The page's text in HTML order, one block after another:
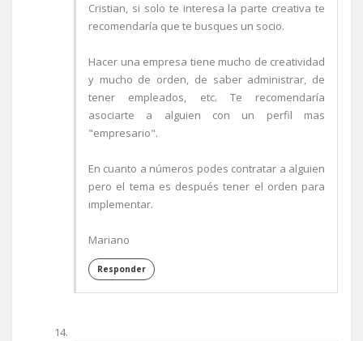
Cristian, si solo te interesa la parte creativa te
recomendaría que te busques un socio.
Hacer una empresa tiene mucho de creatividad
y mucho de orden, de saber administrar, de
tener empleados, etc. Te recomendaría
asociarte a alguien con un perfil mas
"empresario".
En cuanto a números podes contratar a alguien
pero el tema es después tener el orden para
implementar.
Mariano
Responder